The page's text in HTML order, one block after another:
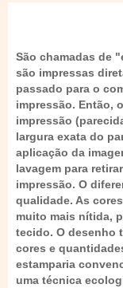
São chamadas de
são impressas
passado para o
impressão. Então,
impressão
largura exata do
aplicação da
lavagem para
impressão. O
qualidade. As
muito mais nítida,
tecido. O desenho
cores e
estamparia
uma técnica